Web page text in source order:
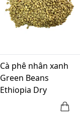
Cà phê nhân xanh
Green Beans
Ethiopia Dry
Process Nensebo